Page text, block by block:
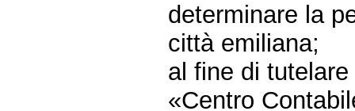
determinare la
città emiliana;
al fine di
«Centro